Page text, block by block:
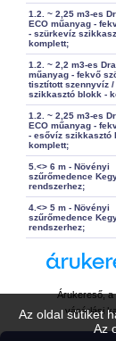
Az oldal sütiket
Az
1.2. ~ 2,25 m3-es
ECO műanyag -
- szürkevíz
komplett;
1.2. ~ 2,2 m3-es
műanyag - fekvő
tisztított szennyvíz
szikkasztó blokk -
1.2. ~ 2,25 m3-es
ECO műanyag -
- esővíz szikkasztó
komplett;
5.<> 6 m - Növényi
szűrőmedence
rendszerhez;
4.<> 5 m - Növényi
szűrőmedence
rendszerhez;
Árukereső, a
vásárlási